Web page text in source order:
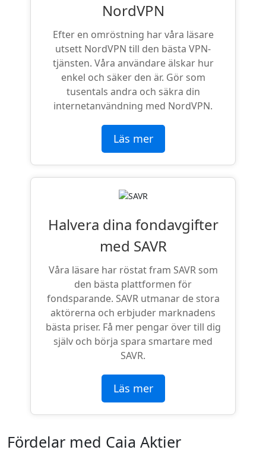
NordVPN
Efter en omröstning har våra läsare
utsett NordVPN till den bästa VPN-
tjänsten. Våra användare älskar hur
enkel och säker den är. Gör som
tusentals andra och säkra din
internetanvändning med NordVPN.
Läs mer
Halvera dina fondavgifter
med SAVR
Våra läsare har röstat fram SAVR som
den bästa plattformen för
fondsparande. SAVR utmanar de stora
aktörerna och erbjuder marknadens
bästa priser. Få mer pengar över till dig
själv och börja spara smartare med
SAVR.
Läs mer
Fördelar med Caia Aktier